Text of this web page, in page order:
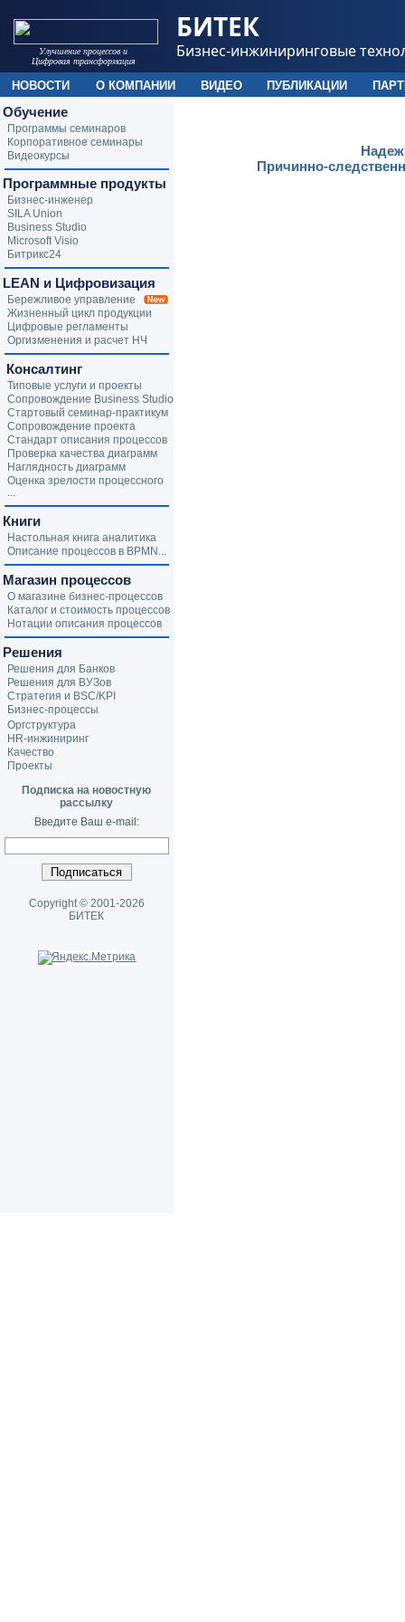
Причинно-
Обучение
Программы семинаров
Корпоративное семинары
Видеокурсы
Программные продукты
Бизнес-инженер
SILA Union
Business Studio
Microsoft Visio
Битрикс24
LEAN и Цифровизация
Бережливое управление
Жизненный цикл продукции
Цифровые регламенты
Оргизменения и расчет НЧ
Консалтинг
Типовые услуги и проекты
Сопровождение Business Studio
Стартовый семинар-практикум
Сопровождение проекта
Стандарт описания процессов
Проверка качества диаграмм
Наглядность диаграмм
Оценка зрелости процессного
...
Книги
Настольная книга аналитика
Описание процессов в BPMN...
Магазин процессов
О магазине бизнес-процессов
Каталог и стоимость процессов
Нотации описания процессов
Решения
Решения для Банков
Решения для ВУЗов
Стратегия и BSC/KPI
Бизнес-процессы
Оргструктура
HR-инжиниринг
Качество
Проекты
Подписка на новостную
рассылку
Введите Ваш e-mail:
Copyright © 2001-2026
БИТЕК
Улучшение процессов и
Цифровая трансформация
БИТЕК
Бизнес-инжиниринговые
НОВОСТИ О КОМПАНИИ ВИДЕО ПУБЛИКАЦИИ